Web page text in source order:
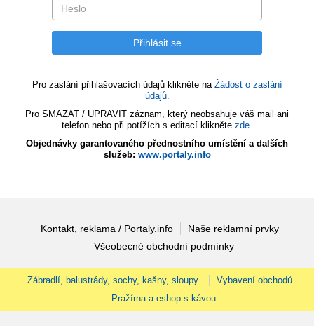
Pro zaslání přihlašovacích údajů klikněte na Žádost o zaslání
údajů.
Pro SMAZAT / UPRAVIT záznam, který neobsahuje váš mail ani
telefon nebo při potížích s editací klikněte zde.
Objednávky garantovaného přednostního umístění a dalších
služeb: www.portaly.info
Kontakt, reklama / Portaly.info
Naše reklamní prvky
Všeobecné obchodní podmínky
Zábradlí, balustrády, sochy, kašny, sloupy.
Vybavení obchodů
Pražírna a eshop s kávou